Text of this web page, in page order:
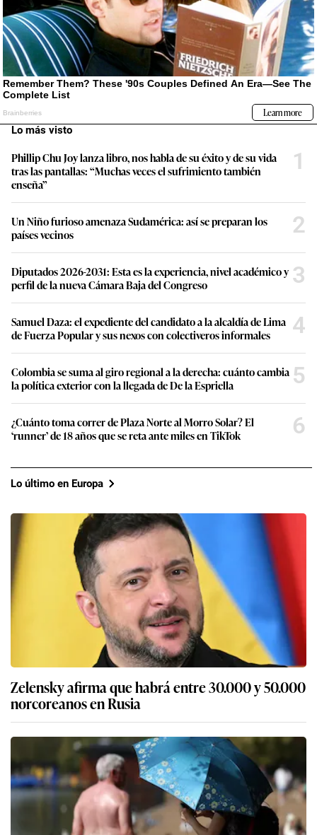
Lo más visto
Phillip Chu Joy lanza libro, nos habla de su éxito y de su vida
tras las pantallas: “Muchas veces el sufrimiento también
enseña”
1
Un Niño furioso amenaza Sudamérica: así se preparan los
países vecinos
2
Diputados 2026-2031: Esta es la experiencia, nivel académico y
perfil de la nueva Cámara Baja del Congreso
3
Samuel Daza: el expediente del candidato a la alcaldía de Lima
de Fuerza Popular y sus nexos con colectiveros informales
4
Colombia se suma al giro regional a la derecha: cuánto cambia
la política exterior con la llegada de De la Espriella
5
¿Cuánto toma correr de Plaza Norte al Morro Solar? El
‘runner’ de 18 años que se reta ante miles en TikTok
6
Lo último en Europa
Zelensky afirma que habrá entre 30.000 y 50.000
norcoreanos en Rusia